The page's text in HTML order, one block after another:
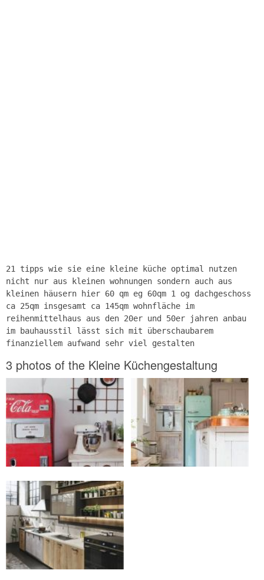
21 tipps wie sie eine kleine küche optimal nutzen
nicht nur aus kleinen wohnungen sondern auch aus
kleinen häusern hier 60 qm eg 60qm 1 og dachgeschoss
ca 25qm insgesamt ca 145qm wohnfläche im
reihenmittelhaus aus den 20er und 50er jahren anbau
im bauhausstil lässt sich mit überschaubarem
finanziellem aufwand sehr viel gestalten
3 photos of the Kleine Küchengestaltung